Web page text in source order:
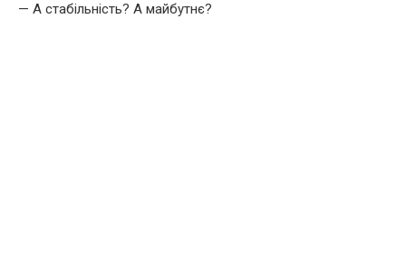
— А стабільність? А майбутнє?